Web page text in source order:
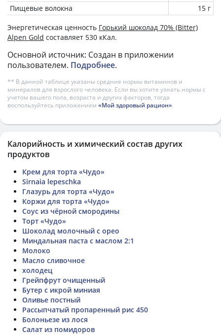
Пищевые волокна
15 г
Энергетическая ценность Горький шоколад 70% (Bitter)
Alpen Gold составляет 530 кКал.
Основной источник: Создан в приложении
пользователем. Подробнее.
** В данной таблице указаны средние нормы витаминов и
минералов для взрослого человека. Если вы хотите узнать нормы с
учетом вашего пола, возраста и других факторов, тогда
воспользуйтесь приложением «Мой здоровый рацион».
Калорийность и химический состав других
продуктов
Крем для торта «Чудо»
Sirnaia lepeschka
Глазурь для торта «Чудо»
Коржи для торта «Чудо»
Соус из чёрной смородины
Торт «Чудо»
Шоколад молочный с орео
Миндальная паста с маслом 2:1
Молоко
Масло сливочное
холодец
Грейпфрут очищенный
Бутер с икрой миниая
Оливье постный
Рассыпчатый пропаренный рис 450
Болоньезе из лося
Салат из помидоров